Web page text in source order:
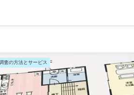
査の方法とサービス